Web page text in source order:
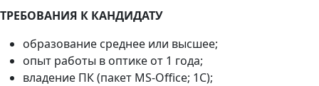
ТРЕБОВАНИЯ К КАНДИДАТУ
образование среднее или высшее;
опыт работы в оптике от 1 года;
владение ПК (пакет MS-Office; 1С);